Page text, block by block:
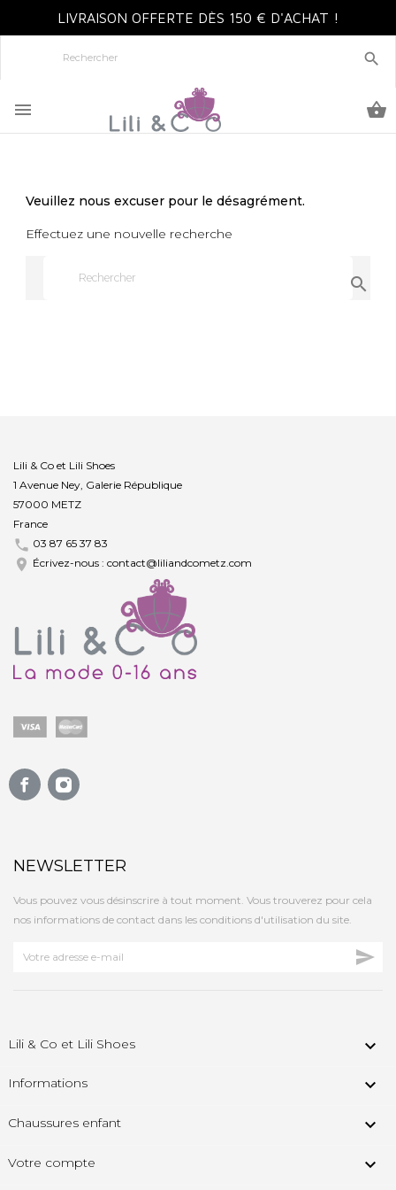
LIVRAISON OFFERTE DÈS 150 € D'ACHAT !

 
Veuillez nous excuser pour le désagrément.
Effectuez une nouvelle recherche

Lili & Co et Lili Shoes
1 Avenue Ney, Galerie République
57000 METZ
France
 03 87 65 37 83
 Écrivez-nous : contact@liliandcometz.com
NEWSLETTER
Vous pouvez vous désinscrire à tout moment. Vous trouverez pour cela
nos informations de contact dans les conditions d'utilisation du site.

Lili & Co et Lili Shoes 
Informations 
Chaussures enfant 
Votre compte 